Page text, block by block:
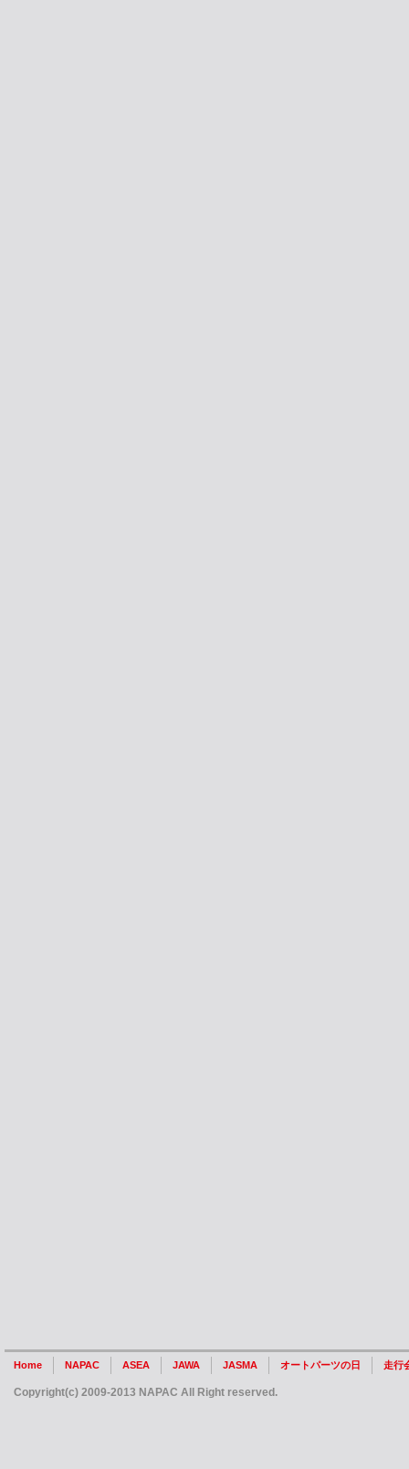
Home NAPAC ASEA JAWA JASMA オートパーツの日 走行
Copyright(c) 2009-2013 NAPAC All Right reserved.